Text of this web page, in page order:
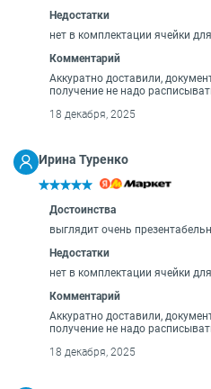
Недостатки
нет в комплектации ячейки
Комментарий
Аккуратно доставили,
получение не надо
18 декабря, 2025
Ирина Туренко
Достоинства
выглядит очень
Недостатки
нет в комплектации ячейки
Комментарий
Аккуратно доставили,
получение не надо
18 декабря, 2025